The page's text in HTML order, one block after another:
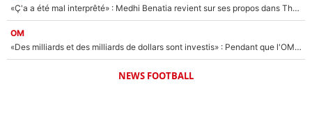
«Ç'a a été mal interprêté» : Medhi Benatia revient sur ses propos dans The Bridge et précise ses conditions pour rejoindre le PSG !
OM
«Des milliards et des milliards de dollars sont investis» : Pendant que l'OM est en pleine crise financière, Frank McCourt lance un nouveau projet à 260M€ !
NEWS FOOTBALL